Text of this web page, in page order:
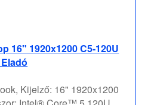
16" 1920x1200 C5-120U
Kijelző: 16" 1920x1200